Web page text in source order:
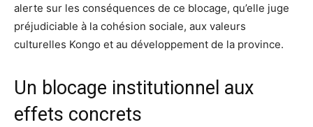
alerte sur les conséquences de ce blocage, qu’elle juge
préjudiciable à la cohésion sociale, aux valeurs
culturelles Kongo et au développement de la province.
Un blocage institutionnel aux
effets concrets